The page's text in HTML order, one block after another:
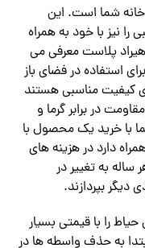
خانه شما است. این
نیز با خود به همراه
پلاست معرفی می
استفاده در فضای باز
کیفیت مناسبی هستند
در برابر گرما و
با خرید یک محصول با
دارد در هزینه های
به تغییر در
بپردازند.
حیاط را با قیمتی بسیار
به حذف واسطه ها در